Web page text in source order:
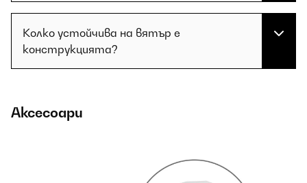
Колко устойчива на вятър е
конструкцията?
Аксесоари